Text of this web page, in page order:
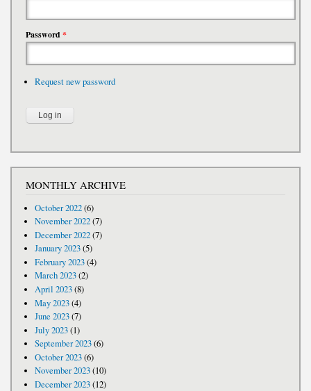
Password*
Request new password
MONTHLY ARCHIVE
October 2022(6)
November 2022(7)
December 2022(7)
January 2023(5)
February 2023(4)
March 2023(2)
April 2023(8)
May 2023(4)
June 2023(7)
July 2023(1)
September 2023(6)
October 2023(6)
November 2023(10)
December 2023(12)